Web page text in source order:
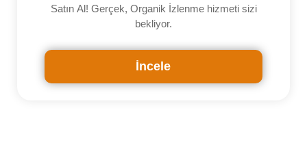
Satın Al! Gerçek, Organik İzlenme hizmeti sizi
bekliyor.
İncele